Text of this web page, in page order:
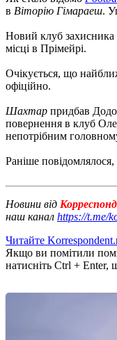
в Віторію Гімараеш.
Новий клуб захисника
місці в Прімейрі.
Очікується, що
офіційно.
Шахтар придбав Додо
повернення в клуб
непотрібним
Раніше
Новини від
наш канал https://t.me/
Читайте
Якщо ви помітили
натисніть Ctrl + Enter,